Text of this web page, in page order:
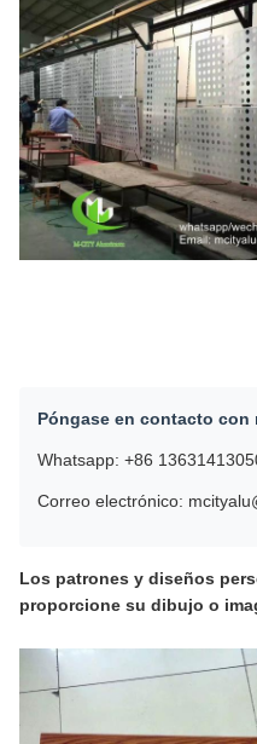
Póngase en contacto
Whatsapp: +86
Correo electrónico:
Los patrones y diseños
proporcione su dibujo o